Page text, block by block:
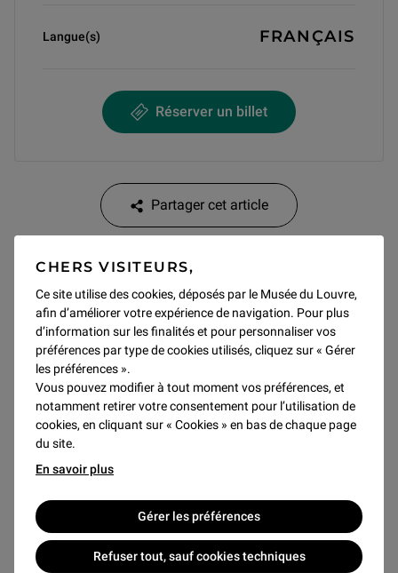
CHERS VISITEURS,
Ce site utilise des cookies, déposés par le Musée du Louvre,
afin d’améliorer votre expérience de navigation. Pour plus
d’information sur les finalités et pour personnaliser vos
préférences par type de cookies utilisés, cliquez sur « Gérer
les préférences ».
Vous pouvez modifier à tout moment vos préférences, et
notamment retirer votre consentement pour l’utilisation de
cookies, en cliquant sur « Cookies » en bas de chaque page
du site.
En savoir plus
Gérer les préférences
Refuser tout, sauf cookies techniques
Langue(s) FRANÇAIS
Réserver un billet
Partager cet article
Parcourez 800 ans d’histoire… De la forteresse de Philippe
palais devenu musée.
Tous les samedis à 15h
Pendant les vacances scolaires (toutes zones), tous les
lundis, jeudis et dimanches à 15h
Pour accéder à la visite, chaque participant doit être
détenteur d'un billet de visite
d'un billet d'entrée du
Chaque enfant doit être accompagné par un adulte porteur
de billets, durant l'entièreté de la visite. Merci de
télécharger/imprimer vos billets d'entrée et d'atelier à
l'avance